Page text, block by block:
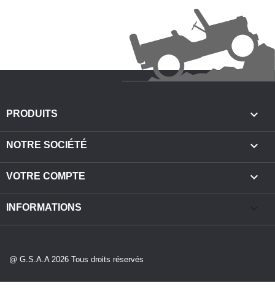
PRODUITS 
NOTRE SOCIÉTÉ 
VOTRE COMPTE 
INFORMATIONS
@ G.S.A.A 2026 Tous droits réservés